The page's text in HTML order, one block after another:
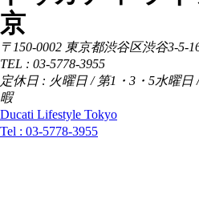
京
〒150-0002 東京都渋谷区渋谷3-5-
TEL : 03-5778-3955
定休日 : 火曜日 / 第1・3・5水曜
暇
Ducati Lifestyle Tokyo
Tel : 03-5778-3955